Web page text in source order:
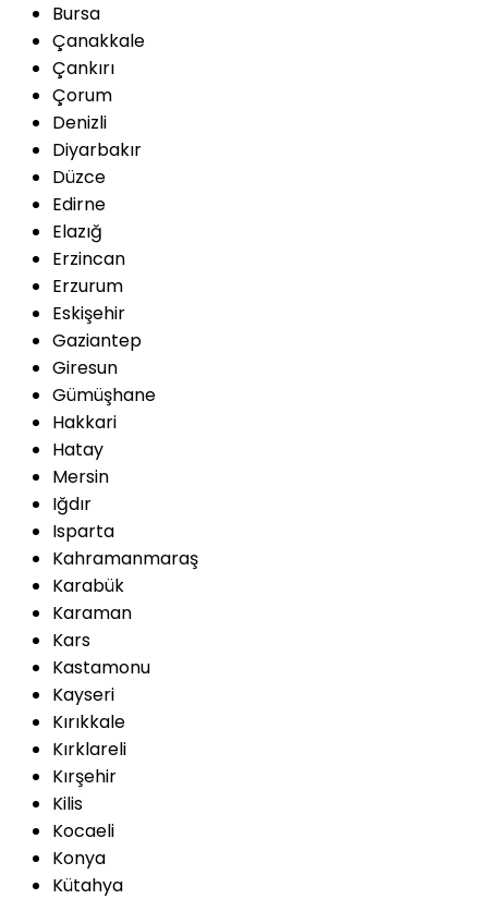
Bursa
Çanakkale
Çankırı
Çorum
Denizli
Diyarbakır
Düzce
Edirne
Elazığ
Erzincan
Erzurum
Eskişehir
Gaziantep
Giresun
Gümüşhane
Hakkari
Hatay
Mersin
Iğdır
Isparta
Kahramanmaraş
Karabük
Karaman
Kars
Kastamonu
Kayseri
Kırıkkale
Kırklareli
Kırşehir
Kilis
Kocaeli
Konya
Kütahya